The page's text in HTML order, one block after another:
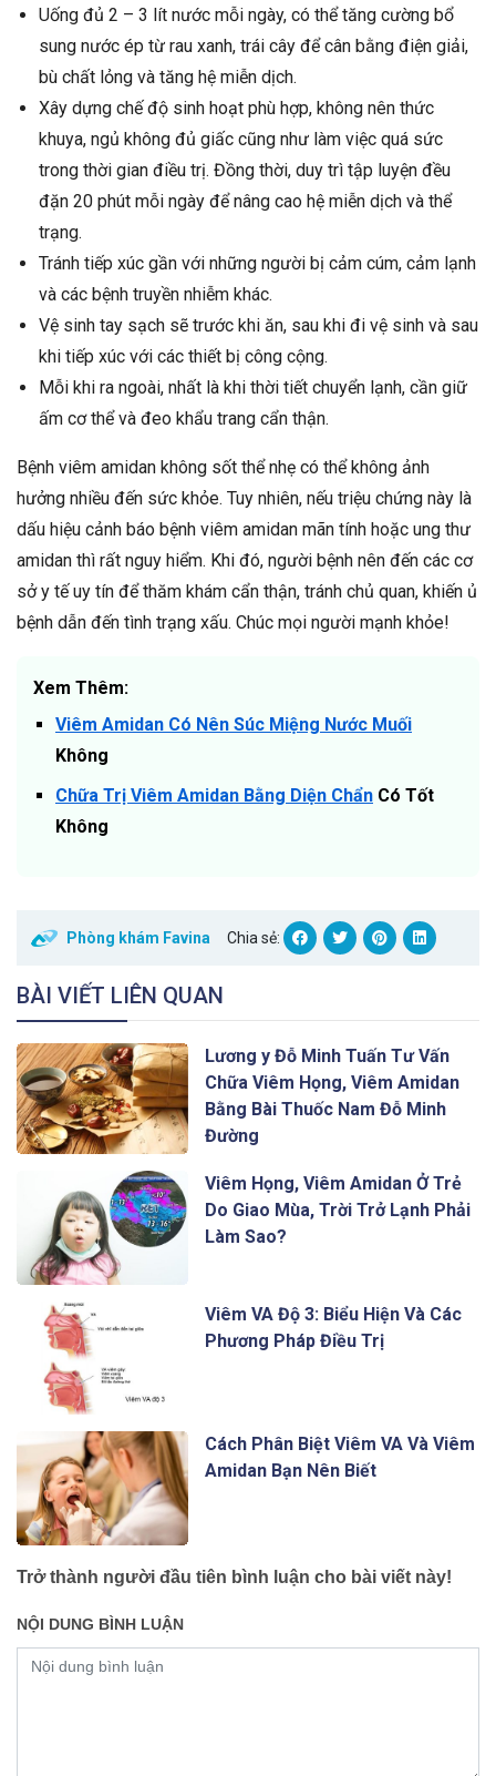
Uống đủ 2 – 3 lít nước mỗi ngày, có thể tăng cường bổ
sung nước ép từ rau xanh, trái cây để cân bằng điện giải,
bù chất lỏng và tăng hệ miễn dịch.
Xây dựng chế độ sinh hoạt phù hợp, không nên thức
khuya, ngủ không đủ giấc cũng như làm việc quá sức
trong thời gian điều trị. Đồng thời, duy trì tập luyện đều
đặn 20 phút mỗi ngày để nâng cao hệ miễn dịch và thể
trạng.
Tránh tiếp xúc gần với những người bị cảm cúm, cảm lạnh
và các bệnh truyền nhiễm khác.
Vệ sinh tay sạch sẽ trước khi ăn, sau khi đi vệ sinh và sau
khi tiếp xúc với các thiết bị công cộng.
Mỗi khi ra ngoài, nhất là khi thời tiết chuyển lạnh, cần giữ
ấm cơ thể và đeo khẩu trang cẩn thận.
Bệnh viêm amidan không sốt thể nhẹ có thể không ảnh
hưởng nhiều đến sức khỏe. Tuy nhiên, nếu triệu chứng này là
dấu hiệu cảnh báo bệnh viêm amidan mãn tính hoặc ung thư
amidan thì rất nguy hiểm. Khi đó, người bệnh nên đến các cơ
sở y tế uy tín để thăm khám cẩn thận, tránh chủ quan, khiến ủ
bệnh dẫn đến tình trạng xấu. Chúc mọi người mạnh khỏe!
Xem Thêm:
Viêm Amidan Có Nên Súc Miệng Nước Muối
Không
Chữa Trị Viêm Amidan Bằng Diện Chẩn Có Tốt
Không
Phòng khám Favina Chia sẻ:
BÀI VIẾT LIÊN QUAN
Lương y Đỗ Minh Tuấn Tư Vấn
Chữa Viêm Họng, Viêm Amidan
Bằng Bài Thuốc Nam Đỗ Minh
Đường
Viêm Họng, Viêm Amidan Ở Trẻ
Do Giao Mùa, Trời Trở Lạnh Phải
Làm Sao?
Viêm VA Độ 3: Biểu Hiện Và Các
Phương Pháp Điều Trị
Cách Phân Biệt Viêm VA Và Viêm
Amidan Bạn Nên Biết
Trở thành người đầu tiên bình luận cho bài viết này!
NỘI DUNG BÌNH LUẬN